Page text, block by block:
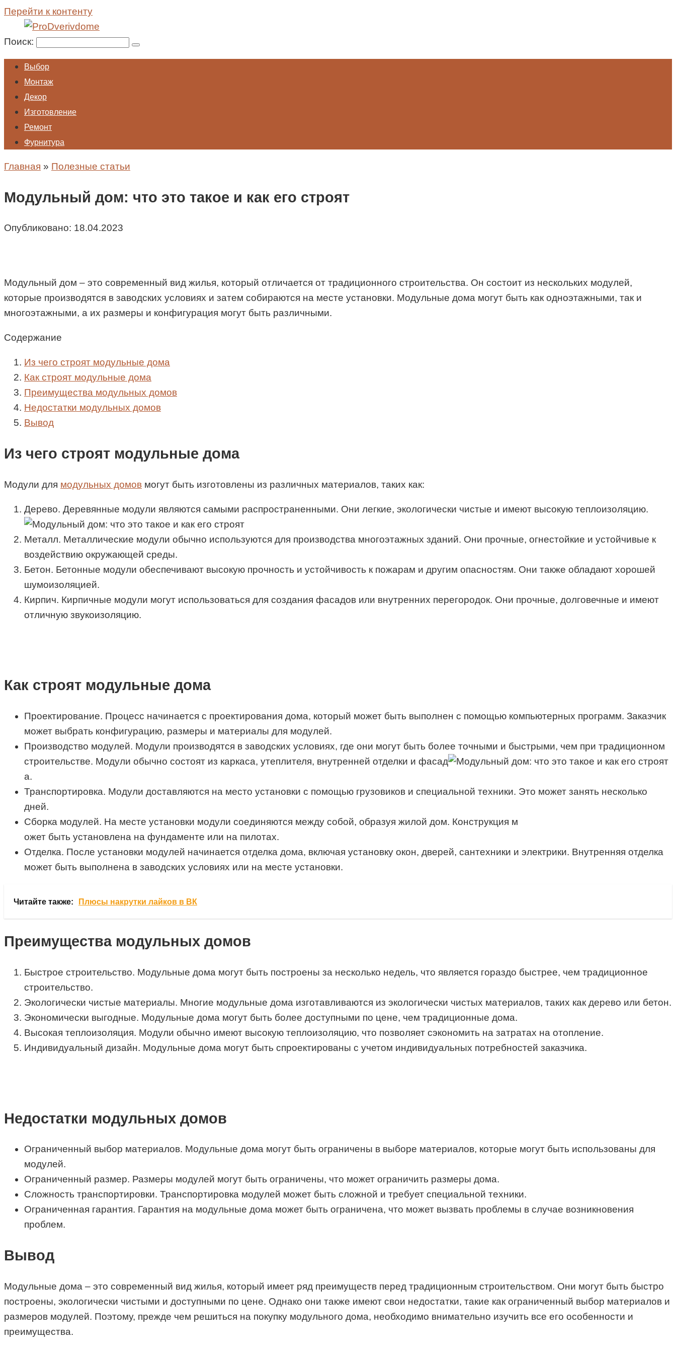
Перейти к контенту
Поиск:
Выбор
Монтаж
Декор
Изготовление
Ремонт
Фурнитура
Главная » Полезные статьи
Модульный дом: что это такое и как его строят
Опубликовано: 18.04.2023
Модульный дом – это современный вид жилья, который отличается от традиционного строительства. Он состоит из нескольких модулей,
которые производятся в заводских условиях и затем собираются на месте установки. Модульные дома могут быть как одноэтажными, так и
многоэтажными, а их размеры и конфигурация могут быть различными.
Содержание
Из чего строят модульные дома
Как строят модульные дома
Преимущества модульных домов
Недостатки модульных домов
Вывод
Из чего строят модульные дома
Модули для модульных домов могут быть изготовлены из различных материалов, таких как:
Дерево. Деревянные модули являются самыми распространенными. Они легкие, экологически чистые и имеют высокую теплоизоляцию.
Металл. Металлические модули обычно используются для производства многоэтажных зданий. Они прочные, огнестойкие и устойчивые к
воздействию окружающей среды.
Бетон. Бетонные модули обеспечивают высокую прочность и устойчивость к пожарам и другим опасностям. Они также обладают хорошей
шумоизоляцией.
Кирпич. Кирпичные модули могут использоваться для создания фасадов или внутренних перегородок. Они прочные, долговечные и имеют
отличную звукоизоляцию.
Как строят модульные дома
Проектирование. Процесс начинается с проектирования дома, который может быть выполнен с помощью компьютерных программ. Заказчик
может выбрать конфигурацию, размеры и материалы для модулей.
Производство модулей. Модули производятся в заводских условиях, где они могут быть более точными и быстрыми, чем при традиционном
строительстве. Модули обычно состоят из каркаса, утеплителя, внутренней отделки и фасад
а.
Транспортировка. Модули доставляются на место установки с помощью грузовиков и специальной техники. Это может занять несколько
дней.
Сборка модулей. На месте установки модули соединяются между собой, образуя жилой дом. Конструкция м
ожет быть установлена на фундаменте или на пилотах.
Отделка. После установки модулей начинается отделка дома, включая установку окон, дверей, сантехники и электрики. Внутренняя отделка
может быть выполнена в заводских условиях или на месте установки.
Читайте также: Плюсы накрутки лайков в ВК
Преимущества модульных домов
Быстрое строительство. Модульные дома могут быть построены за несколько недель, что является гораздо быстрее, чем традиционное
строительство.
Экологически чистые материалы. Многие модульные дома изготавливаются из экологически чистых материалов, таких как дерево или бетон.
Экономически выгодные. Модульные дома могут быть более доступными по цене, чем традиционные дома.
Высокая теплоизоляция. Модули обычно имеют высокую теплоизоляцию, что позволяет сэкономить на затратах на отопление.
Индивидуальный дизайн. Модульные дома могут быть спроектированы с учетом индивидуальных потребностей заказчика.
Недостатки модульных домов
Ограниченный выбор материалов. Модульные дома могут быть ограничены в выборе материалов, которые могут быть использованы для
модулей.
Ограниченный размер. Размеры модулей могут быть ограничены, что может ограничить размеры дома.
Сложность транспортировки. Транспортировка модулей может быть сложной и требует специальной техники.
Ограниченная гарантия. Гарантия на модульные дома может быть ограничена, что может вызвать проблемы в случае возникновения
проблем.
Вывод
Модульные дома – это современный вид жилья, который имеет ряд преимуществ перед традиционным строительством. Они могут быть быстро
построены, экологически чистыми и доступными по цене. Однако они также имеют свои недостатки, такие как ограниченный выбор материалов и
размеров модулей. Поэтому, прежде чем решиться на покупку модульного дома, необходимо внимательно изучить все его особенности и
преимущества.